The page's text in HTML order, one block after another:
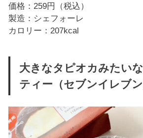
価格：259円（税込）
製造：シェフォーレ
カロリー：207kcal
大きなタピオカみたい
ティー（セブンイレブン